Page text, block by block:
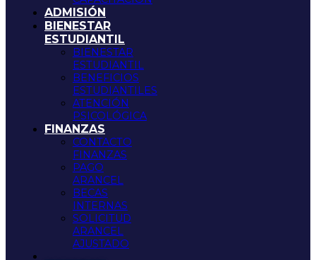
ADMISIÓN
BIENESTAR
ESTUDIANTIL
BIENESTAR
ESTUDIANTIL
BENEFICIOS
ESTUDIANTILES
ATENCIÓN
PSICOLÓGICA
FINANZAS
CONTACTO
FINANZAS
PAGO
ARANCEL
BECAS
INTERNAS
SOLICITUD
ARANCEL
AJUSTADO